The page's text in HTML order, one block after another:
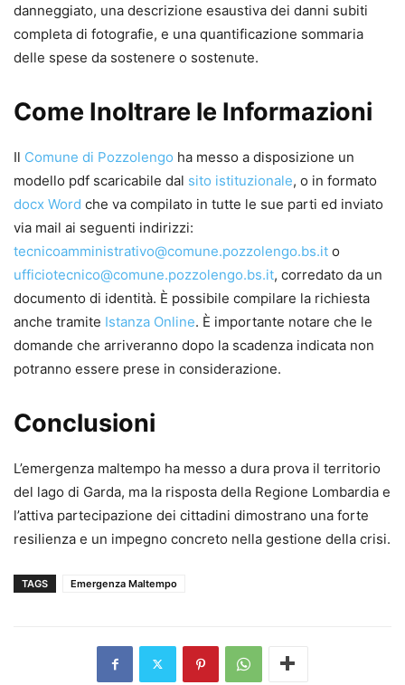
danneggiato, una descrizione esaustiva dei danni subiti
completa di fotografie, e una quantificazione sommaria
delle spese da sostenere o sostenute.
Come Inoltrare le Informazioni
Il Comune di Pozzolengo ha messo a disposizione un
modello pdf scaricabile dal sito istituzionale, o in formato
docx Word che va compilato in tutte le sue parti ed inviato
via mail ai seguenti indirizzi:
tecnicoamministrativo@comune.pozzolengo.bs.it o
ufficiotecnico@comune.pozzolengo.bs.it, corredato da un
documento di identità. È possibile compilare la richiesta
anche tramite Istanza Online. È importante notare che le
domande che arriveranno dopo la scadenza indicata non
potranno essere prese in considerazione.
Conclusioni
L’emergenza maltempo ha messo a dura prova il territorio
del lago di Garda, ma la risposta della Regione Lombardia e
l’attiva partecipazione dei cittadini dimostrano una forte
resilienza e un impegno concreto nella gestione della crisi.
TAGS Emergenza Maltempo